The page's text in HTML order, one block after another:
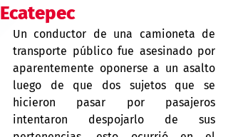
Ecatepec
Un conductor de una camioneta de
transporte público fue asesinado por
aparentemente oponerse a un asalto
luego de que dos sujetos que se
hicieron pasar por pasajeros
intentaron despojarlo de sus